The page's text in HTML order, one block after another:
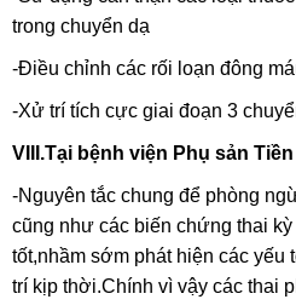
trong chuyển dạ
-Điều chỉnh các rối loạn đông
-Xử trí tích cực giai đoạn 3
VIII.Tại bệnh viện Phụ sản
-Nguyên tắc chung để phòng
cũng như các biến chứng thai
tốt,nhầm sớm phát hiện các
trí kịp thời.Chính vì vậy các thai